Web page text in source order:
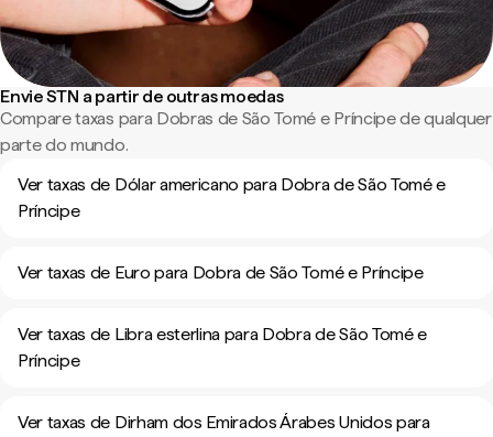
Envie STN a partir de outras moedas
Compare taxas para Dobras de São Tomé e Príncipe de qualquer
parte do mundo.
Ver taxas de Dólar americano para Dobra de São Tomé e
Príncipe
Ver taxas de Euro para Dobra de São Tomé e Príncipe
Ver taxas de Libra esterlina para Dobra de São Tomé e
Príncipe
Ver taxas de Dirham dos Emirados Árabes Unidos para